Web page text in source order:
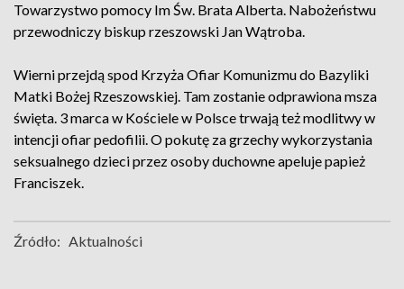
Towarzystwo pomocy Im Św. Brata Alberta. Nabożeństwu
przewodniczy biskup rzeszowski Jan Wątroba.
Wierni przejdą spod Krzyża Ofiar Komunizmu do Bazyliki
Matki Bożej Rzeszowskiej. Tam zostanie odprawiona msza
święta. 3 marca w Kościele w Polsce trwają też modlitwy w
intencji ofiar pedofilii. O pokutę za grzechy wykorzystania
seksualnego dzieci przez osoby duchowne apeluje papież
Franciszek.
Źródło: Aktualności